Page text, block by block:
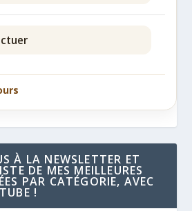
À LA NEWSLETTER ET
DE MES MEILLEURES
PAR CATÉGORIE, AVEC
!